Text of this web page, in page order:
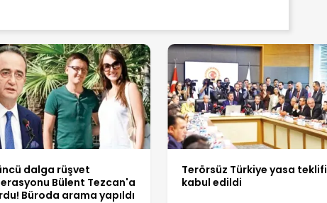
dalga rüşvet
Bülent Tezcan'a
Büroda arama yapıldı
Terörsüz Türkiye yasa teklifi
kabul edildi